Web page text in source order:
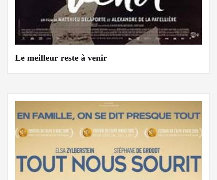
Le meilleur reste à venir